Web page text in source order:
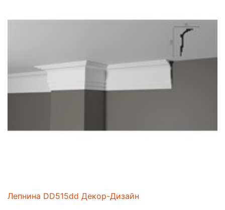
Лепнина DD515dd Декор-Дизайн